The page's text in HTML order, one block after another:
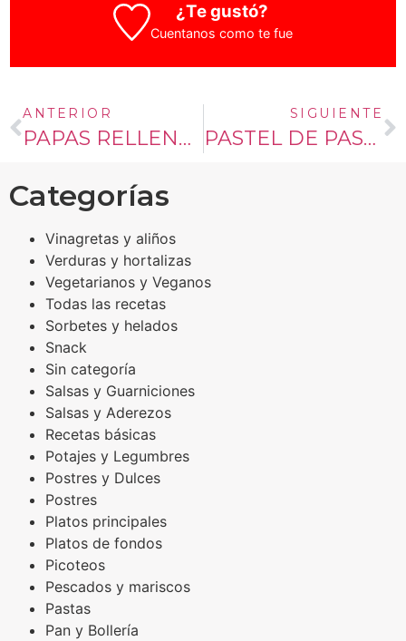
¿Te gustó?
Cuentanos como te fue
ANTERIOR
PAPAS RELLENAS CON CEBOLLAS ACARAMELADAS Y QUESO CREMA
SIGUIENTE
PASTEL DE PASTELERA DE CHOCLO CON QUESO CREMA Y PARMESANO
Categorías
Vinagretas y aliños
Verduras y hortalizas
Vegetarianos y Veganos
Todas las recetas
Sorbetes y helados
Snack
Sin categoría
Salsas y Guarniciones
Salsas y Aderezos
Recetas básicas
Potajes y Legumbres
Postres y Dulces
Postres
Platos principales
Platos de fondos
Picoteos
Pescados y mariscos
Pastas
Pan y Bollería